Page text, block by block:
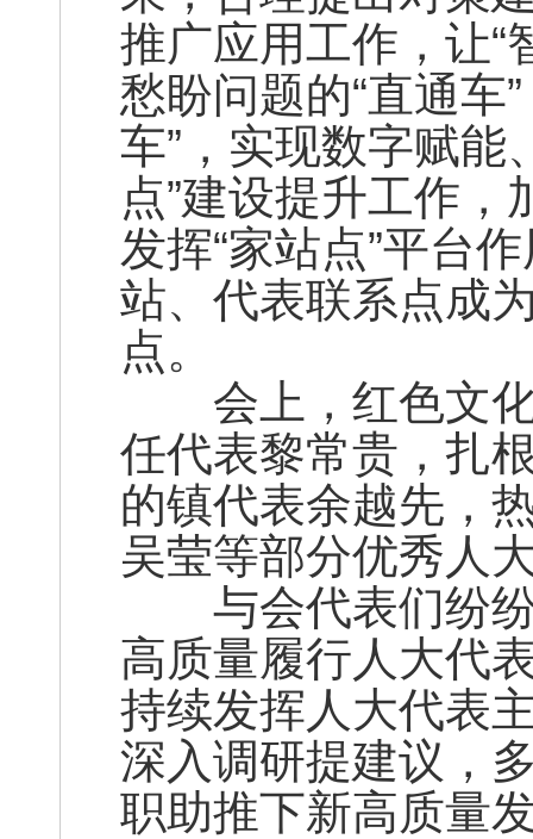
推广应用工作，让“
愁盼问题的“直通车
车”，实现数字赋能
点”建设提升工作
发挥“家站点”平台
站、代表联系点成
点。
会上，红色文化
任代表黎常贵，扎
的镇代表余越先，
吴莹等部分优秀人
与会代表们纷纷
高质量履行人大代
持续发挥人大代表
深入调研提建议，
职助推下新高质量